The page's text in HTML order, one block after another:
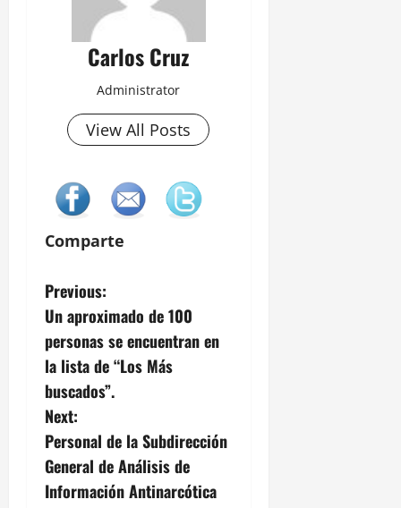
Carlos Cruz
Administrator
View All Posts
Comparte
P
o
s
t
n
a
Previous:
Un aproximado de 100
personas se encuentran en
la lista de “Los Más
buscados”.
Next:
Personal de la Subdirección
General de Análisis de
Información Antinarcótica